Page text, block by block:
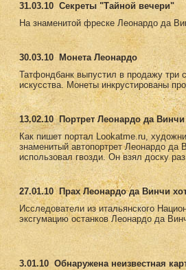
31.03.10 Секреты "Тайной вечери"
На знаменитой фреске Леонардо да
30.03.10
Монета Леонардо
Татфондбанк выпустил в продажу три
искусства. Монеты инкрустированы
13.02.10
Портрет Леонардо да Винчи
Как пишет портал Lookatme.ru,
знаменитый автопортрет Леонардо да
использовал гвозди. Он взял доску
27.01.10
Прах Леонардо да Винчи
Исследователи из итальянского
эксгумацию останков Леонардо да
3.01.10 Обнаружена неизвестная